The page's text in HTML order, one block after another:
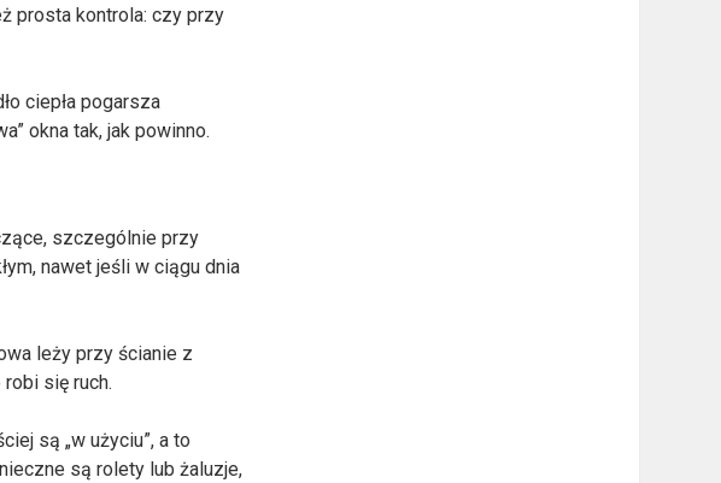
prosta kontrola: czy przy
ciepła pogarsza
okna tak, jak powinno.
szczególnie przy
nawet jeśli w ciągu dnia
leży przy ścianie z
się ruch.
są „w użyciu”, a to
są rolety lub żaluzje,